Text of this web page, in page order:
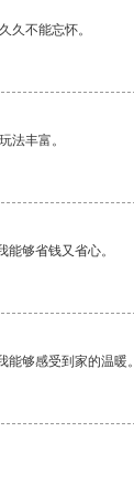
久不能忘怀。
法丰富。
够省钱又省心。
够感受到家的温暖。